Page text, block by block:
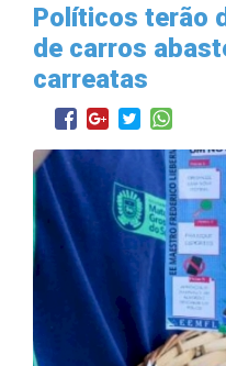
Políticos terão
de carros
carreatas